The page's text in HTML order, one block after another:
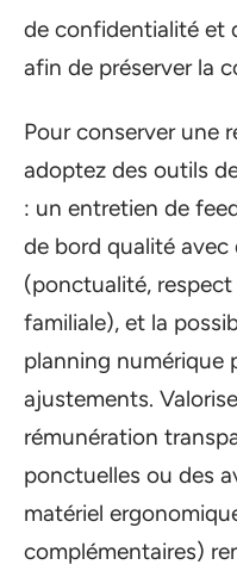
de confidentialité et
afin de préserver la
Pour conserver une
adoptez des outils
: un entretien de
de bord qualité
(ponctualité,
familiale), et la
planning numérique
ajustements.
rémunération
ponctuelles ou des
matériel
complémentaires)